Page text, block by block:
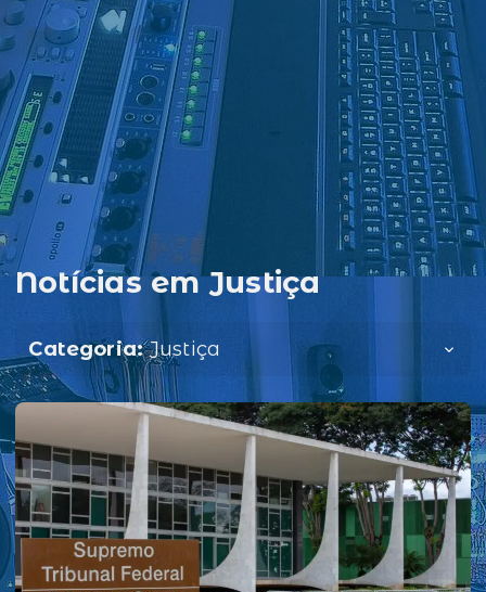
Notícias em Justiça
Categoria: Justiça